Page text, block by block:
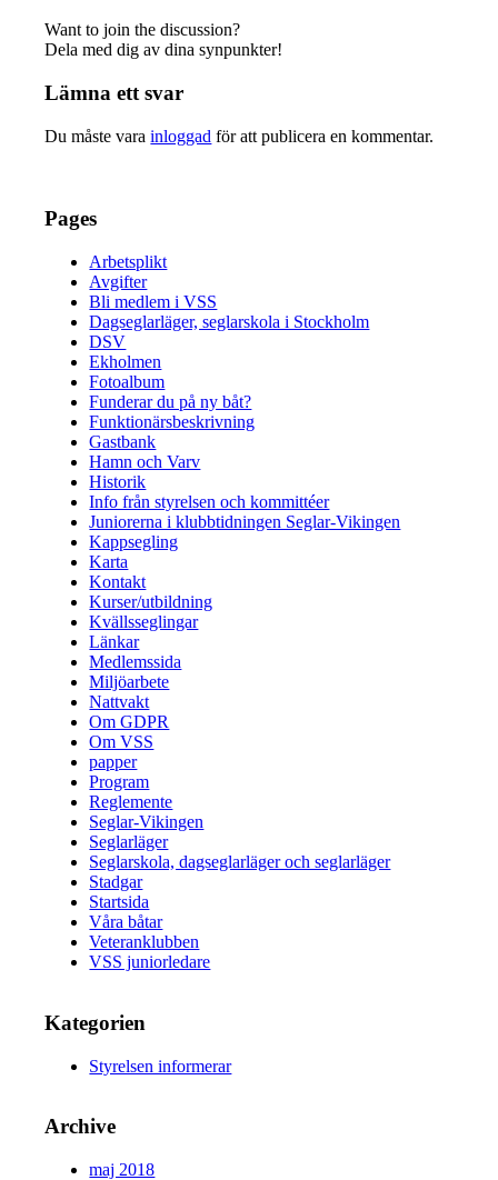
Want to join the discussion?
Dela med dig av dina synpunkter!
Lämna ett svar
Du måste varainloggad för att publicera en kommentar.
Pages
Arbetsplikt
Avgifter
Bli medlem i VSS
Dagseglarläger, seglarskola i Stockholm
DSV
Ekholmen
Fotoalbum
Funderar du på ny båt?
Funktionärsbeskrivning
Gastbank
Hamn och Varv
Historik
Info från styrelsen och kommittéer
Juniorerna i klubbtidningen Seglar-Vikingen
Kappsegling
Karta
Kontakt
Kurser/utbildning
Kvällsseglingar
Länkar
Medlemssida
Miljöarbete
Nattvakt
Om GDPR
Om VSS
papper
Program
Reglemente
Seglar-Vikingen
Seglarläger
Seglarskola, dagseglarläger och seglarläger
Stadgar
Startsida
Våra båtar
Veteranklubben
VSS juniorledare
Kategorien
Styrelsen informerar
Archive
maj 2018